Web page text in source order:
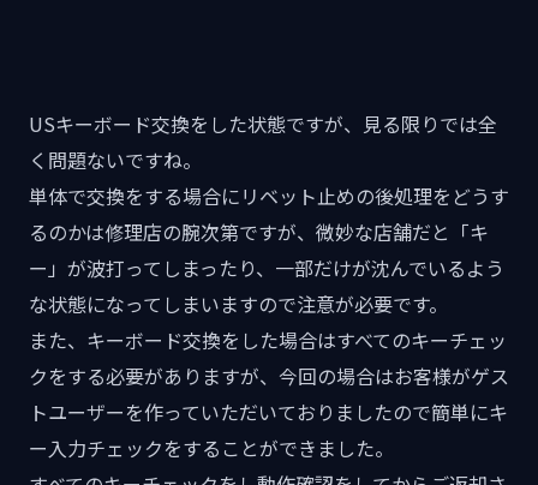
USキーボード交換をした状態ですが、見る限りでは全
く問題ないですね。
単体で交換をする場合にリベット止めの後処理をどうす
るのかは修理店の腕次第ですが、微妙な店舗だと「キ
ー」が波打ってしまったり、一部だけが沈んでいるよう
な状態になってしまいますので注意が必要です。
また、キーボード交換をした場合はすべてのキーチェッ
クをする必要がありますが、今回の場合はお客様がゲス
トユーザーを作っていただいておりましたので簡単にキ
ー入力チェックをすることができました。